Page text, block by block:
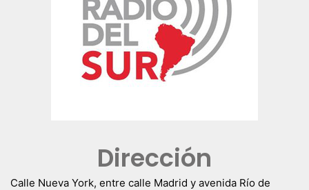
Dirección
Calle Nueva York, entre calle Madrid y avenida Río de